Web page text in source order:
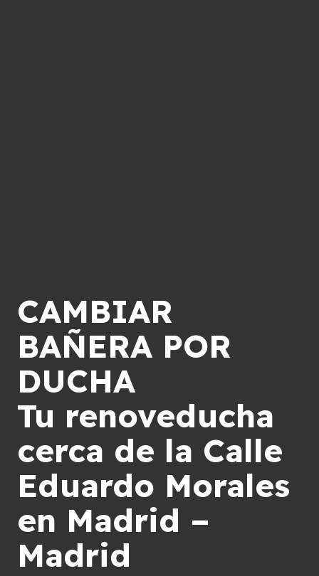
CAMBIAR
BAÑERA POR
DUCHA
Tu renoveducha
cerca de la Calle
Eduardo Morales
en Madrid –
Madrid